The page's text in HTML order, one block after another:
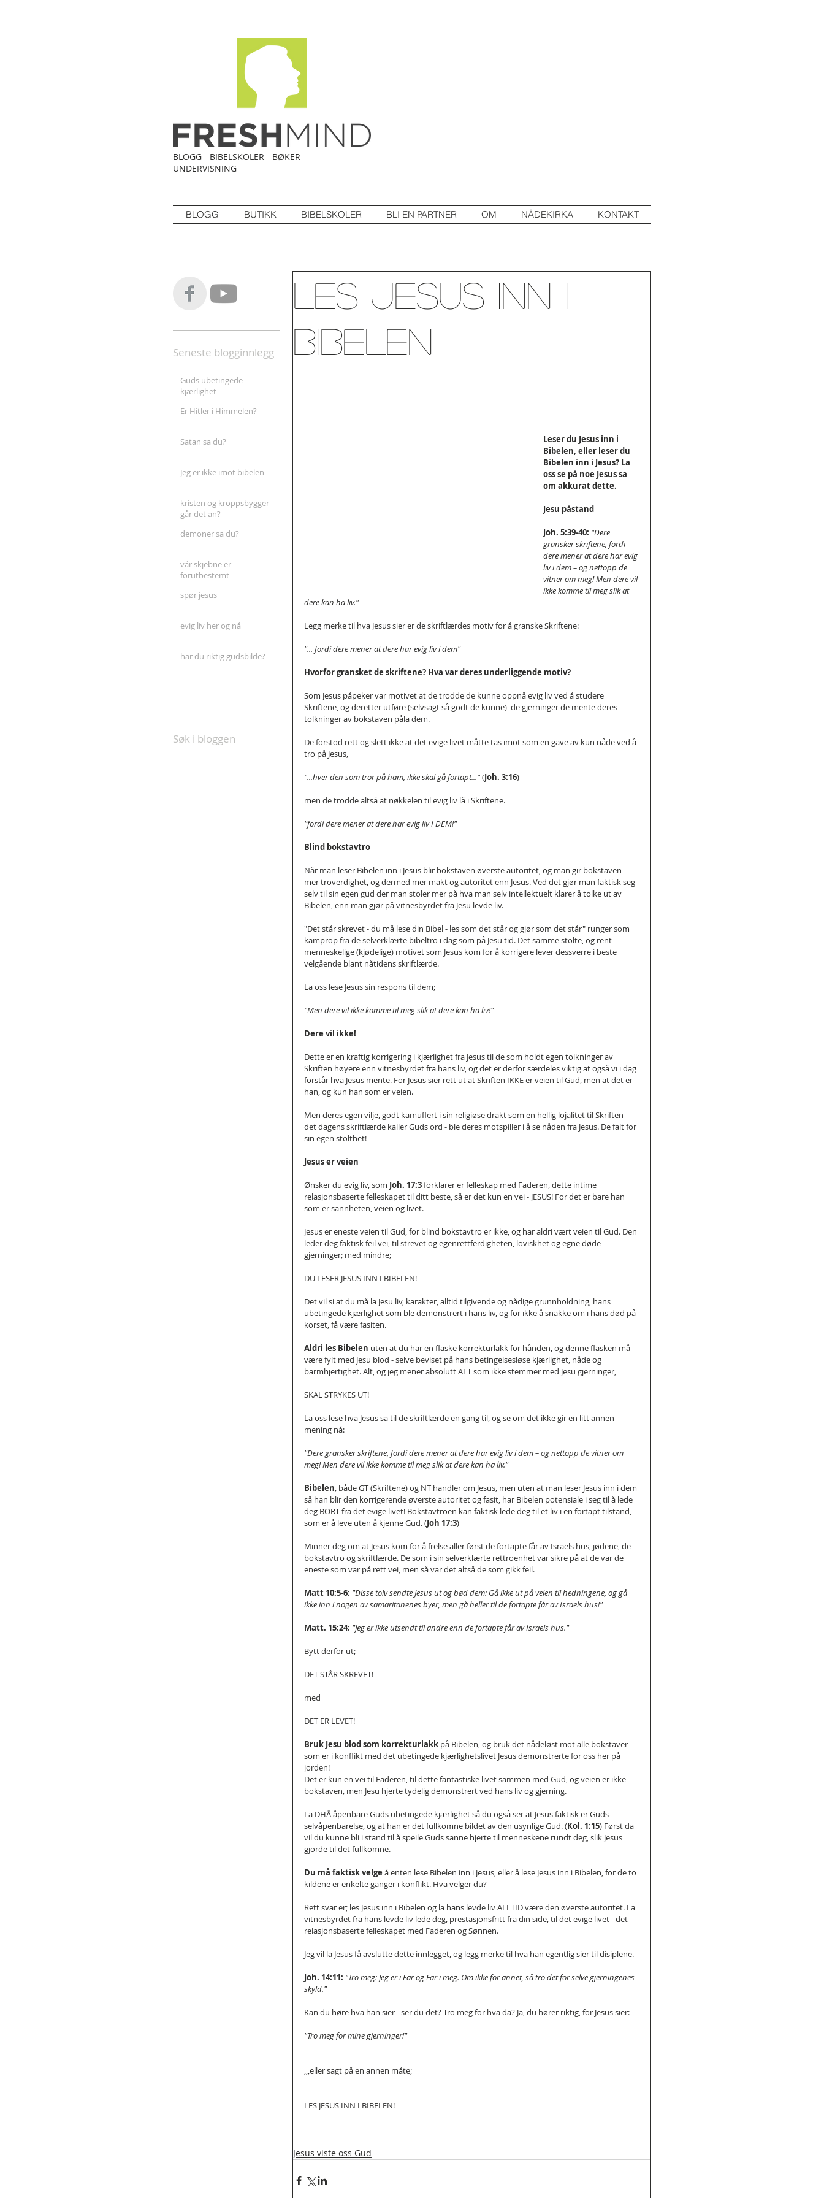
BLOGG - BIBELSKOLER - BØKER -
UNDERVISNING
BLOGG BUTIKK BIBELSKOLER BLI EN PARTNER OM NÅDEKIRKA KONTAKT
Søk i bloggen
Guds ubetingede
kjærlighet
Er Hitler i Himmelen?
Satan sa du?
Jeg er ikke imot bibelen
kristen og kroppsbygger -
går det an?
demoner sa du?
vår skjebne er
forutbestemt
spør jesus
evig liv her og nå
har du riktig gudsbilde?
Seneste blogginnlegg
Les Jesus inn i
Bibelen
Leser du Jesus inn i
Bibelen, eller leser du
Bibelen inn i Jesus? La
oss se på noe Jesus sa
om akkurat dette.
Jesu påstand
Joh. 5:39-40: "Dere
gransker skriftene, fordi
dere mener at dere har evig
liv i dem – og nettopp de
vitner om meg! Men dere vil
ikke komme til meg slik at
dere kan ha liv."
Legg merke til hva Jesus sier er de skriftlærdes motiv for å granske Skriftene:
"... fordi dere mener at dere har evig liv i dem"
Hvorfor gransket de skriftene? Hva var deres underliggende motiv?
Som Jesus påpeker var motivet at de trodde de kunne oppnå evig liv ved å studere
Skriftene, og deretter utføre (selvsagt så godt de kunne)  de gjerninger de mente deres
tolkninger av bokstaven påla dem.
De forstod rett og slett ikke at det evige livet måtte tas imot som en gave av kun nåde ved å
tro på Jesus,
"...hver den som tror på ham, ikke skal gå fortapt..." (Joh. 3:16)
men de trodde altså at nøkkelen til evig liv lå i Skriftene.
"fordi dere mener at dere har evig liv I DEM!"
Blind bokstavtro
Når man leser Bibelen inn i Jesus blir bokstaven øverste autoritet, og man gir bokstaven
mer troverdighet, og dermed mer makt og autoritet enn Jesus. Ved det gjør man faktisk seg
selv til sin egen gud der man stoler mer på hva man selv intellektuelt klarer å tolke ut av
Bibelen, enn man gjør på vitnesbyrdet fra Jesu levde liv.
"Det står skrevet - du må lese din Bibel - les som det står og gjør som det står" runger som
kamprop fra de selverklærte bibeltro i dag som på Jesu tid. Det samme stolte, og rent
menneskelige (kjødelige) motivet som Jesus kom for å korrigere lever dessverre i beste
velgående blant nåtidens skriftlærde.
La oss lese Jesus sin respons til dem;
"Men dere vil ikke komme til meg slik at dere kan ha liv!"
Dere vil ikke!
Dette er en kraftig korrigering i kjærlighet fra Jesus til de som holdt egen tolkninger av
Skriften høyere enn vitnesbyrdet fra hans liv, og det er derfor særdeles viktig at også vi i dag
forstår hva Jesus mente. For Jesus sier rett ut at Skriften IKKE er veien til Gud, men at det er
han, og kun han som er veien.
Men deres egen vilje, godt kamuflert i sin religiøse drakt som en hellig lojalitet til Skriften –
det dagens skriftlærde kaller Guds ord - ble deres motspiller i å se nåden fra Jesus. De falt for
sin egen stolthet!
Jesus er veien
Ønsker du evig liv, som Joh. 17:3 forklarer er felleskap med Faderen, dette intime
relasjonsbaserte felleskapet til ditt beste, så er det kun en vei - JESUS! For det er bare han
som er sannheten, veien og livet.
Jesus er eneste veien til Gud, for blind bokstavtro er ikke, og har aldri vært veien til Gud. Den
leder deg faktisk feil vei, til strevet og egenrettferdigheten, loviskhet og egne døde
gjerninger; med mindre;
DU LESER JESUS INN I BIBELEN!
Det vil si at du må la Jesu liv, karakter, alltid tilgivende og nådige grunnholdning, hans
ubetingede kjærlighet som ble demonstrert i hans liv, og for ikke å snakke om i hans død på
korset, få være fasiten.
Aldri les Bibelen uten at du har en flaske korrekturlakk for hånden, og denne flasken må
være fylt med Jesu blod - selve beviset på hans betingelsesløse kjærlighet, nåde og
barmhjertighet. Alt, og jeg mener absolutt ALT som ikke stemmer med Jesu gjerninger,
SKAL STRYKES UT!
La oss lese hva Jesus sa til de skriftlærde en gang til, og se om det ikke gir en litt annen
mening nå:
"Dere gransker skriftene, fordi dere mener at dere har evig liv i dem – og nettopp de vitner om
meg! Men dere vil ikke komme til meg slik at dere kan ha liv."
Bibelen, både GT (Skriftene) og NT handler om Jesus, men uten at man leser Jesus inn i dem
så han blir den korrigerende øverste autoritet og fasit, har Bibelen potensiale i seg til å lede
deg BORT fra det evige livet! Bokstavtroen kan faktisk lede deg til et liv i en fortapt tilstand,
som er å leve uten å kjenne Gud. (Joh 17:3)
Minner deg om at Jesus kom for å frelse aller først de fortapte får av Israels hus, jødene, de
bokstavtro og skriftlærde. De som i sin selverklærte rettroenhet var sikre på at de var de
eneste som var på rett vei, men så var det altså de som gikk feil.
Matt 10:5-6: "Disse tolv sendte Jesus ut og bød dem: Gå ikke ut på veien til hedningene, og gå
ikke inn i nogen av samaritanenes byer, men gå heller til de fortapte får av Israels hus!"
Matt. 15:24: "Jeg er ikke utsendt til andre enn de fortapte får av Israels hus."
Bytt derfor ut;
DET STÅR SKREVET!
med
DET ER LEVET!
Bruk Jesu blod som korrekturlakk på Bibelen, og bruk det nådeløst mot alle bokstaver
som er i konflikt med det ubetingede kjærlighetslivet Jesus demonstrerte for oss her på
jorden!
Det er kun en vei til Faderen, til dette fantastiske livet sammen med Gud, og veien er ikke
bokstaven, men Jesu hjerte tydelig demonstrert ved hans liv og gjerning.
La DHÅ åpenbare Guds ubetingede kjærlighet så du også ser at Jesus faktisk er Guds
selvåpenbarelse, og at han er det fullkomne bildet av den usynlige Gud. (Kol. 1:15) Først da
vil du kunne bli i stand til å speile Guds sanne hjerte til menneskene rundt deg, slik Jesus
gjorde til det fullkomne.
Du må faktisk velge å enten lese Bibelen inn i Jesus, eller å lese Jesus inn i Bibelen, for de to
kildene er enkelte ganger i konflikt. Hva velger du?
Rett svar er; les Jesus inn i Bibelen og la hans levde liv ALLTID være den øverste autoritet. La
vitnesbyrdet fra hans levde liv lede deg, prestasjonsfritt fra din side, til det evige livet - det
relasjonsbaserte felleskapet med Faderen og Sønnen.
Jeg vil la Jesus få avslutte dette innlegget, og legg merke til hva han egentlig sier til disiplene.
Joh. 14:11: "Tro meg: Jeg er i Far og Far i meg. Om ikke for annet, så tro det for selve gjerningenes
skyld."
Kan du høre hva han sier - ser du det? Tro meg for hva da? Ja, du hører riktig, for Jesus sier:
"Tro meg for mine gjerninger!"
,,,eller sagt på en annen måte;
LES JESUS INN I BIBELEN!
Jesus viste oss Gud